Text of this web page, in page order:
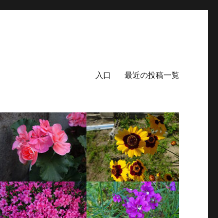
入口 最近の投稿一覧